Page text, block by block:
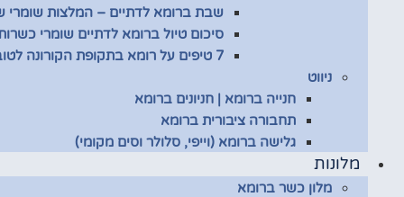
שבת ברומא לדתיים – המלצות שומרי
סיכום טיול ברומא לדתיים שומרי
7 טיפים על רומא בתקופת הקורונה לטובת שומרי כשרות
ניווט
חנייה ברומא | חניונים ברומא
תחבורה ציבורית ברומא
גלישה ברומא (וייפי, סלולר וסים מקומי)
מלונות
מלון כשר ברומא